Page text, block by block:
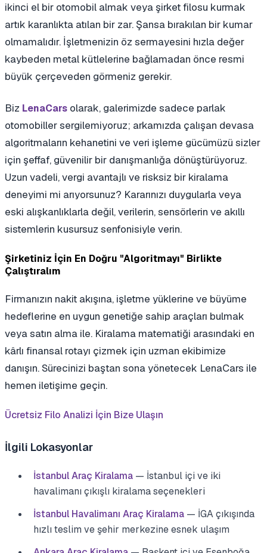
ikinci el bir otomobil almak veya şirket filosu kurmak
artık karanlıkta atılan bir zar. Şansa bırakılan bir kumar
olmamalıdır. İşletmenizin öz sermayesini hızla değer
kaybeden metal kütlelerine bağlamadan önce resmi
büyük çerçeveden görmeniz gerekir.
Biz LenaCars olarak, galerimizde sadece parlak
otomobiller sergilemiyoruz; arkamızda çalışan devasa
algoritmaların kehanetini ve veri işleme gücümüzü sizler
için şeffaf, güvenilir bir danışmanlığa dönüştürüyoruz.
Uzun vadeli, vergi avantajlı ve risksiz bir kiralama
deneyimi mi arıyorsunuz? Kararınızı duygularla veya
eski alışkanlıklarla değil, verilerin, sensörlerin ve akıllı
sistemlerin kusursuz senfonisiyle verin.
Şirketiniz İçin En Doğru "Algoritmayı" Birlikte
Çalıştıralım
Firmanızın nakit akışına, işletme yüklerine ve büyüme
hedeflerine en uygun genetiğe sahip araçları bulmak
veya satın alma ile. Kiralama matematiği arasındaki en
kârlı finansal rotayı çizmek için uzman ekibimize
danışın. Sürecinizi baştan sona yönetecek LenaCars ile
hemen iletişime geçin.
Ücretsiz Filo Analizi İçin Bize Ulaşın
İlgili Lokasyonlar
İstanbul Araç Kiralama — İstanbul içi ve iki
havalimanı çıkışlı kiralama seçenekleri
İstanbul Havalimanı Araç Kiralama — İGA çıkışında
hızlı teslim ve şehir merkezine esnek ulaşım